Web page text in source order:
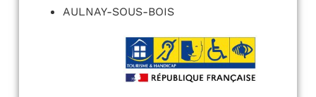
AULNAY-SOUS-BOIS